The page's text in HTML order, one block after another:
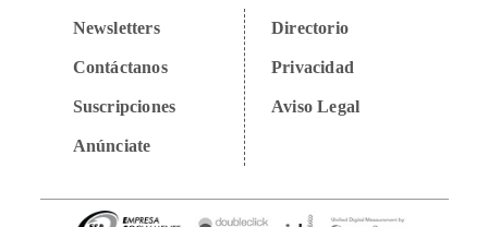
Newsletters
Contáctanos
Suscripciones
Anúnciate
Directorio
Privacidad
Aviso Legal